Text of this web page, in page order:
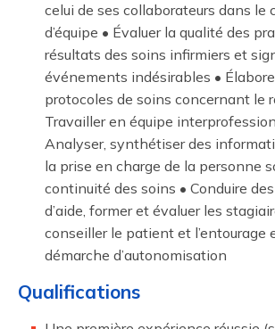
celui de ses collaborateurs dans le
d’équipe • Évaluer la qualité des
résultats des soins infirmiers et
événements indésirables •
protocoles de soins concernant le
Travailler en équipe
Analyser, synthétiser des
la prise en charge de la personne
continuité des soins • Conduire
d’aide, former et évaluer les
conseiller le patient et l’entourage
démarche d’autonomisation
Qualifications